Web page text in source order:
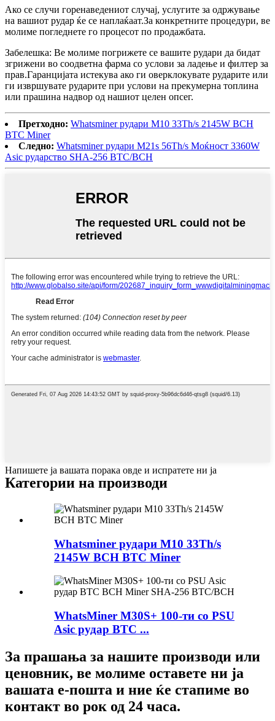
Ако се случи горенаведениот случај, услугите за одржување
на вашиот рудар ќе се наплаќаат.За конкретните процедури, ве
молиме погледнете го процесот по продажбата.
Забелешка: Ве молиме погрижете се вашите рудари да бидат
згрижени во соодветна фарма со услови за ладење и филтер за
прав.Гаранцијата истекува ако ги оверклокувате рударите или
ги извршувате рударите при услови на прекумерна топлина
или прашина надвор од нашиот целен опсег.
Претходно: Whatsminer рудари M10 33Th/s 2145W BCH
BTC Miner
Следно: Whatsminer рудари M21s 56Th/s Моќност 3360W
Asic рударство SHA-256 BTC/BCH
Напишете ја вашата порака овде и испратете ни ја
Категории на производи
Whatsminer рудари M10 33Th/s
2145W BCH BTC Miner
WhatsMiner M30S+ 100-ти со PSU
Asic рудар BTC ...
За прашања за нашите производи или
ценовник, ве молиме оставете ни ја
вашата е-пошта и ние ќе стапиме во
контакт во рок од 24 часа.